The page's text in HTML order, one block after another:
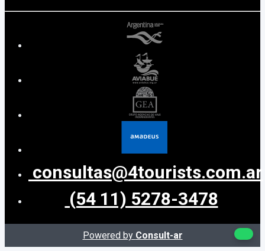
consultas@4tourists.com.ar
(54 11) 5278-3478
Powered by Consult-ar